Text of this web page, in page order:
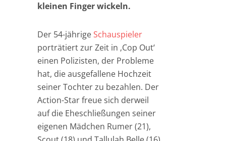
kleinen Finger wickeln.
Der 54-jährigeSchauspieler
porträtiert zur Zeit in ‚Cop Out‘
einen Polizisten, der Probleme
hat, die ausgefallene Hochzeit
seiner Tochter zu bezahlen. Der
Action-Star freue sich derweil
auf die Eheschließungen seiner
eigenen Mädchen Rumer (21),